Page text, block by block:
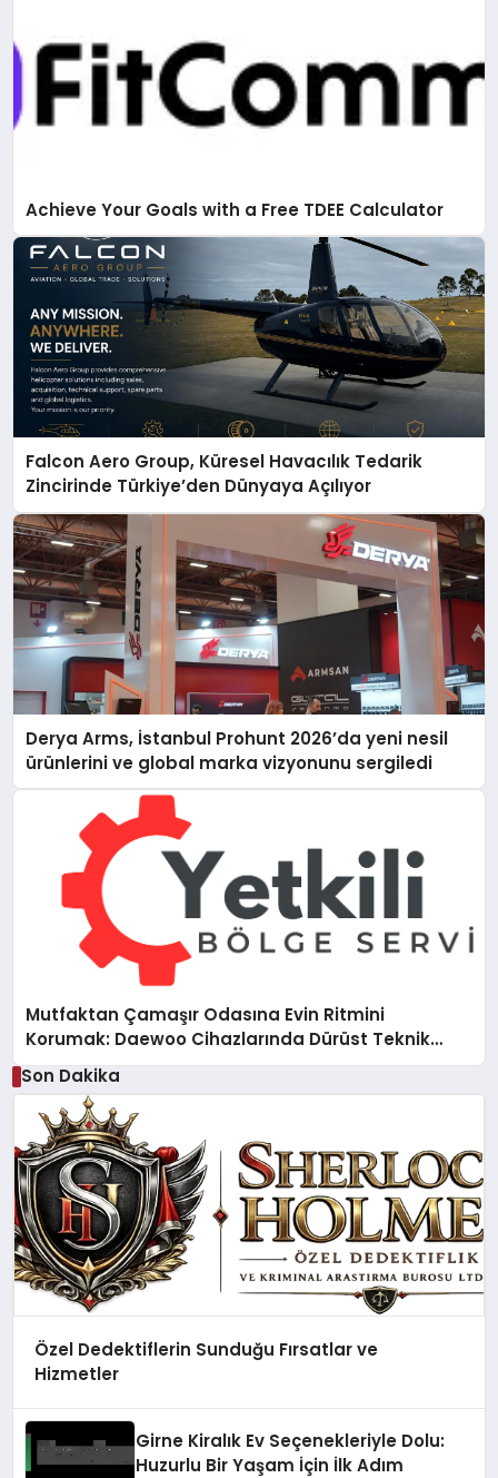
Achieve Your Goals with a Free TDEE Calculator
Falcon Aero Group, Küresel Havacılık Tedarik
Zincirinde Türkiye’den Dünyaya Açılıyor
Derya Arms, İstanbul Prohunt 2026’da yeni nesil
ürünlerini ve global marka vizyonunu sergiledi
Mutfaktan Çamaşır Odasına Evin Ritmini
Korumak: Daewoo Cihazlarında Dürüst Teknik
Destek Deneyimi
Son Dakika
Özel Dedektiflerin Sunduğu Fırsatlar ve
Hizmetler
Girne Kiralık Ev Seçenekleriyle Dolu:
Huzurlu Bir Yaşam İçin İlk Adım